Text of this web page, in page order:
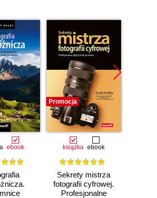
ebook
Promocja
książka ebook
Sekrety mistrza
fotografii cyfrowej.
Profesjonalne